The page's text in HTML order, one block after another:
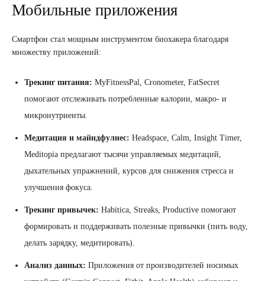
Мобильные приложения
Смартфон стал мощным инструментом биохакера благодаря
множеству приложений:
Трекинг питания: MyFitnessPal, Cronometer, FatSecret
помогают отслеживать потребленные калории, макро- и
микронутриенты.
Медитация и майндфулнес: Headspace, Calm, Insight Timer,
Meditopia предлагают тысячи управляемых медитаций,
дыхательных упражнений, курсов для снижения стресса и
улучшения фокуса.
Трекинг привычек: Habitica, Streaks, Productive помогают
формировать и поддерживать полезные привычки (пить воду,
делать зарядку, медитировать).
Анализ данных: Приложения от производителей носимых